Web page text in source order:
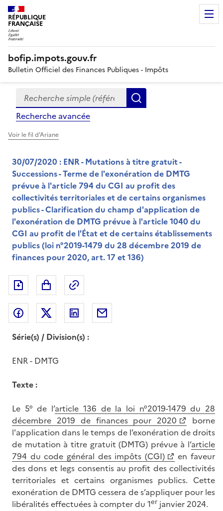
RÉPUBLIQUE
FRANÇAISE
bofip.impots.gouv.fr
Bulletin Officiel des Finances Publiques - Impôts
Formulaire
de
recherche
Recherche simple (références, mots clés, partie du
Recherche avancée
Voir le fil d'Ariane
30/07/2020 : ENR - Mutations à titre gratuit -
Successions - Terme de l'exonération de DMTG
prévue à l'article 794 du CGI au profit des
collectivités territoriales et de certains organismes
publics - Clarification du champ d'application de
l'exonération de DMTG prévue à l'article 1040 du
CGI au profit de l'État et de certains établissements
publics (loi n°2019-1479 du 28 décembre 2019 de
finances pour 2020, art. 17 et 136)
Exporter le document au format pdf
Partager sur Facebook
Partager sur Twitter
Partager sur LinkedIn
Série(s) / Division(s) :
ENR - DMTG
Texte :
Le 5° de l’article 136 de la loi n°2019-1479 du 28
décembre 2019 de finances pour 2020
borne
l'application dans le temps de l’exonération de droits
de mutation à titre gratuit (DMTG) prévue à l’article
794 du code général des impôts (CGI)
en faveur
des dons et legs consentis au profit des collectivités
territoriales et certains organismes publics. Cette
exonération de DMTG cessera de s’appliquer pour les
libéralités effectuées à compter du 1er janvier 2024.